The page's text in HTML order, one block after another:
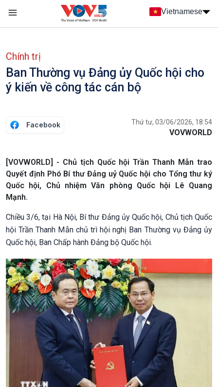
Nhảy đến nội dung
Vietnamese
Chính trị
Ban Thường vụ Đảng ủy Quốc hội cho
ý kiến về công tác cán bộ
Facebook Thứ tư, 03/06/2026, 18:54
VOVWORLD
[VOVWORLD] - Chủ tịch Quốc hội Trần Thanh Mẫn trao
Quyết định Phó Bí thư Đảng uỷ Quốc hội cho Tổng thư ký
Quốc hội, Chủ nhiệm Văn phòng Quốc hội Lê Quang
Mạnh.
Chiều 3/6, tại Hà Nội, Bí thư Đảng ủy Quốc hội, Chủ tịch Quốc
hội Trần Thanh Mẫn chủ trì hội nghị Ban Thường vụ Đảng ủy
Quốc hội, Ban Chấp hành Đảng bộ Quốc hội.